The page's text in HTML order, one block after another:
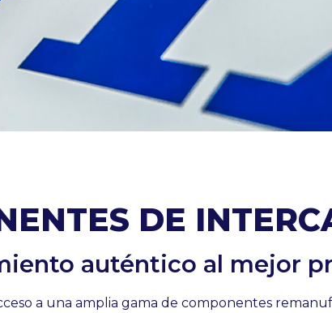
DE
auténtico al mejor
a una amplia gama de componentes